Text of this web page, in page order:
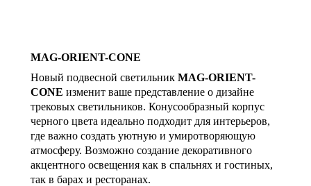
MAG-ORIENT-CONE
Новый подвесной светильник MAG-ORIENT-
CONE изменит ваше представление о дизайне
трековых светильников. Конусообразный корпус
черного цвета идеально подходит для интерьеров,
где важно создать уютную и умиротворяющую
атмосферу. Возможно создание декоративного
акцентного освещения как в спальнях и гостиных,
так в барах и ресторанах.